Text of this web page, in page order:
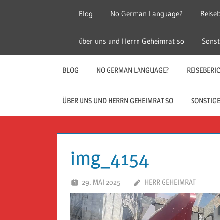
Reise
Guckloch
–
Geheimrat
auf
Reisen
Geheimrat
auf
Reisen
Blog No German Language?
über uns und Herrn Geheimrat so
BLOG NO GERMAN LANGUAGE?
ÜBER UNS UND HERRN GEHEIMRAT SO
img_4154
29. MAI 2025 HERR GEHEIMRAT
Video-
Player